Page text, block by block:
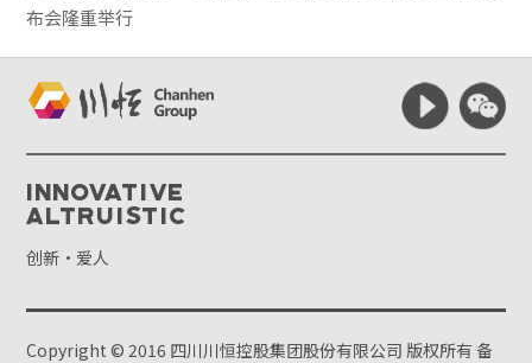
布会隆重举行
Innovative
Altruistic
创新·爱人
Copyright © 2016 四川川恒控股集团股份有限公司 版权所有备